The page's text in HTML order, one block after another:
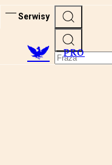
Serwisy
PRO